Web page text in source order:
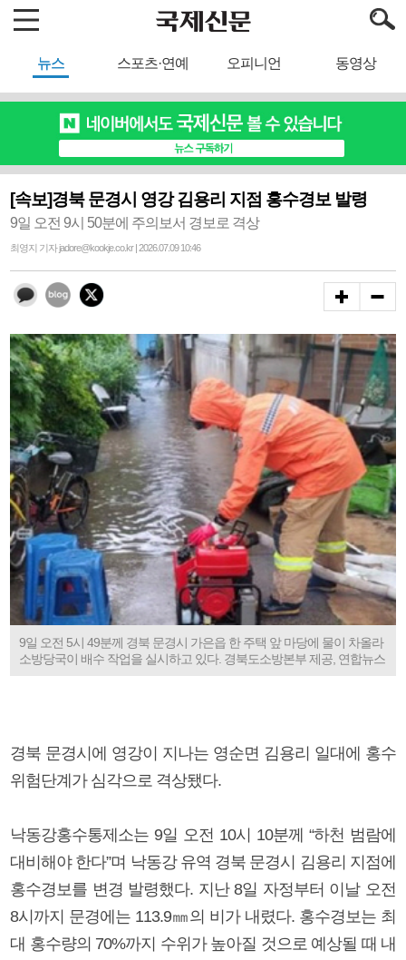
뉴스 스포츠·연예 오피니언 동영상
[속보]경북 문경시 영강 김용리 지점 홍수경보 발령
9일 오전 9시 50분에 주의보서 경보로 격상
최영지 기자 jadore@kookje.co.kr | 2026.07.09 10:46
9일 오전 5시 49분께 경북 문경시 가은읍 한 주택 앞 마당에 물이 차올라
소방당국이 배수 작업을 실시하고 있다. 경북도소방본부 제공, 연합뉴스
경북 문경시에 영강이 지나는 영순면 김용리 일대에 홍수
위험단계가 심각으로 격상됐다.
낙동강홍수통제소는 9일 오전 10시 10분께 “하천 범람에
대비해야 한다”며 낙동강 유역 경북 문경시 김용리 지점에
홍수경보를 변경 발령했다. 지난 8일 자정부터 이날 오전
8시까지 문경에는 113.9㎜의 비가 내렸다. 홍수경보는 최
대 홍수량의 70%까지 수위가 높아질 것으로 예상될 때 내